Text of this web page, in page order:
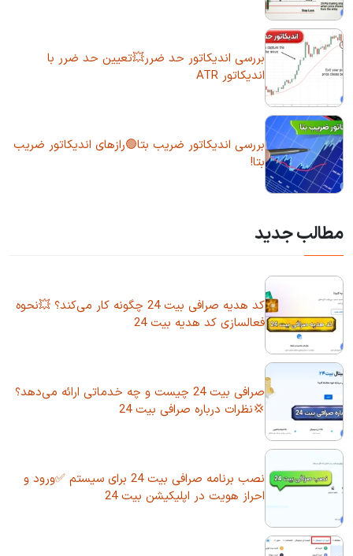
بررسی اندیکاتور حد ضرر💥تعیین حد ضرر با
اندیکاتور ATR
بررسی اندیکاتور ضریب بتا🟢رازهای اندیکاتور ضریب
بتا!
مطالب جدید
کد هدیه صرافی بیت 24 چگونه کار می‌کند؟ 💥نحوه
فعالسازی کد هدیه بیت 24
صرافی بیت 24 چیست و چه خدماتی ارائه می‌دهد؟
💢نظرات درباره صرافی بیت 24
نصب برنامه صرافی بیت 24 برای سیستم ✅ورود و
احراز هویت در اپلیکیشن بیت 24